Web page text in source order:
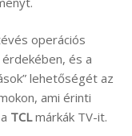
operációs
és a
lehetőségét az
ami érinti
TCLmárkák TV-it.